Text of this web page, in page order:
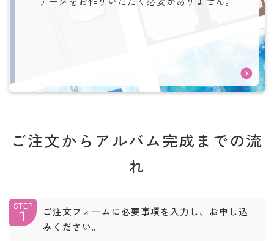
ご注文からアルバム完成までの流
れ
STEP
1
ご注文フォームに必要事項を入力し、お申し込
みください。